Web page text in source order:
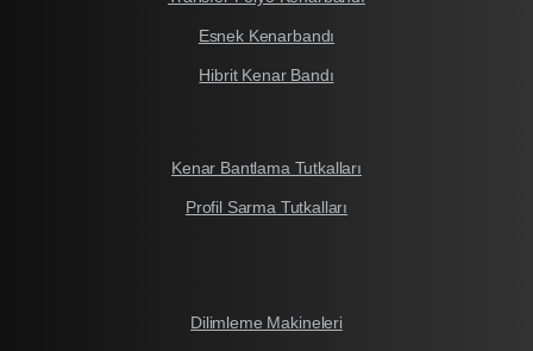
Esnek Kenarbandı
Hibrit Kenar Bandı
Kenar Bantlama Tutkalları
Profil Sarma Tutkalları
Dilimleme Makineleri